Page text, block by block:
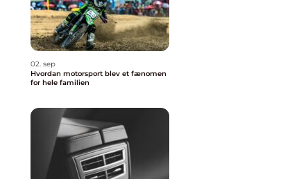
02. sep
Hvordan motorsport blev et fænomen
for hele familien